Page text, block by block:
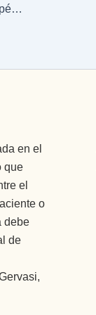
Actividades recreativas con un objetivo terapéutico de Clínicas CITA
en el
que
el
o
debe
de